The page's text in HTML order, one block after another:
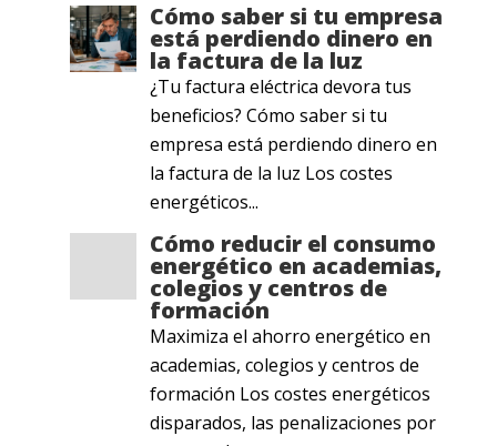
Cómo saber si tu empresa
está perdiendo dinero en
la factura de la luz
¿Tu factura eléctrica devora tus
beneficios? Cómo saber si tu
empresa está perdiendo dinero en
la factura de la luz Los costes
energéticos...
Cómo reducir el consumo
energético en academias,
colegios y centros de
formación
Maximiza el ahorro energético en
academias, colegios y centros de
formación Los costes energéticos
disparados, las penalizaciones por